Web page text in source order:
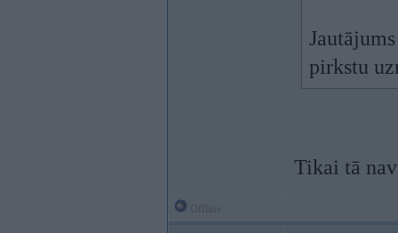
pirkstu
Tikai tā